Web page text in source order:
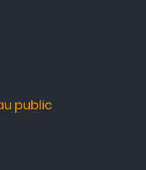
public
80 07
mairie